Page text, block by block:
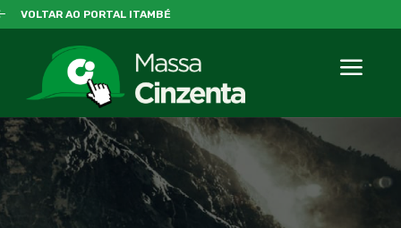
VOLTAR AO PORTAL ITAMBÉ